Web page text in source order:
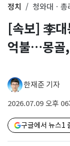
정치 청와대ㆍ총
[속보] 李
억불…몽골
한재준 기자
2026.07.09 오후
구글에서 뉴스1